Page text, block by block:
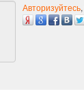
Авторизуйтесь